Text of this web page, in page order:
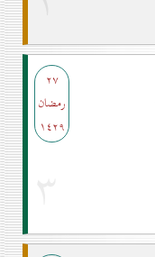
۲۷
رمضان
۱٤۲۹